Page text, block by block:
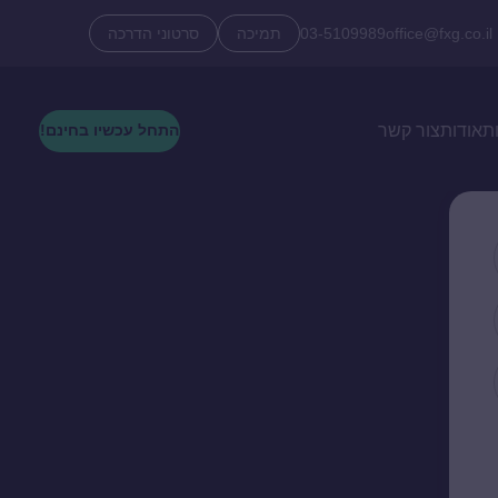
office@fxg.co.il
03-5109989 תמיכה סרטוני הדרכה
אודותצור קשר התחל עכשיו בחינם!